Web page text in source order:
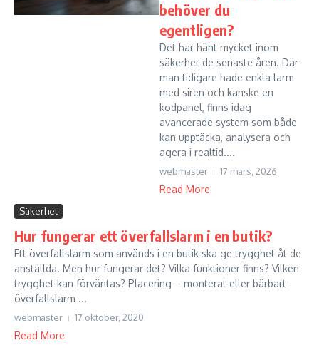
behöver du
egentligen?
Det har hänt mycket inom
säkerhet de senaste åren. Där
man tidigare hade enkla larm
med siren och kanske en
kodpanel, finns idag
avancerade system som både
kan upptäcka, analysera och
agera i realtid....
webmaster 17 mars, 2026
Read More
Säkerhet
Hur fungerar ett överfallslarm i en butik?
Ett överfallslarm som används i en butik ska ge trygghet åt de
anställda. Men hur fungerar det? Vilka funktioner finns? Vilken
trygghet kan förväntas? Placering – monterat eller bärbart
överfallslarm ...
webmaster 17 oktober, 2020
Read More